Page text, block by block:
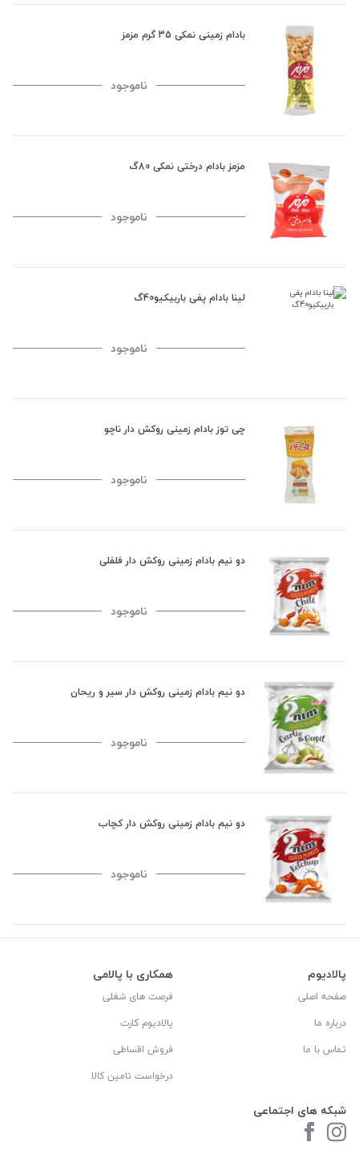
بادام زمینی نمکی 35 گرم مزمز
ناموجود
مزمز بادام درختی نمکی 80گ
ناموجود
لینا بادام پفی باربیکیو40گ
ناموجود
چی توز بادام زمینی روکش دار ناچو
ناموجود
دو نیم بادام زمینی روکش دار فلفلی
ناموجود
دو نیم بادام زمینی روکش دار سیر و ریحان
ناموجود
دو نیم بادام زمینی روکش دار کچاب
ناموجود
پالادیوم
صفحه اصلی
درباره ما
تماس با ما
شبکه های اجتماعی
همکاری با پالامی
فرصت های شغلی
پالادیوم کارت
فروش اقساطی
درخواست تامین کالا